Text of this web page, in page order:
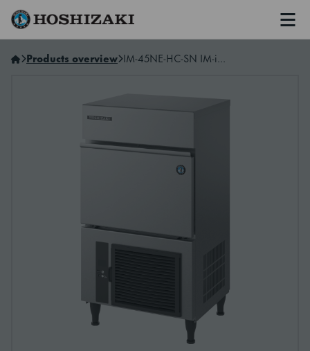
Hoshizaki Norway
Products overview IM-45NE-HC-SN IM-ismaskin med innebygget binge og HC